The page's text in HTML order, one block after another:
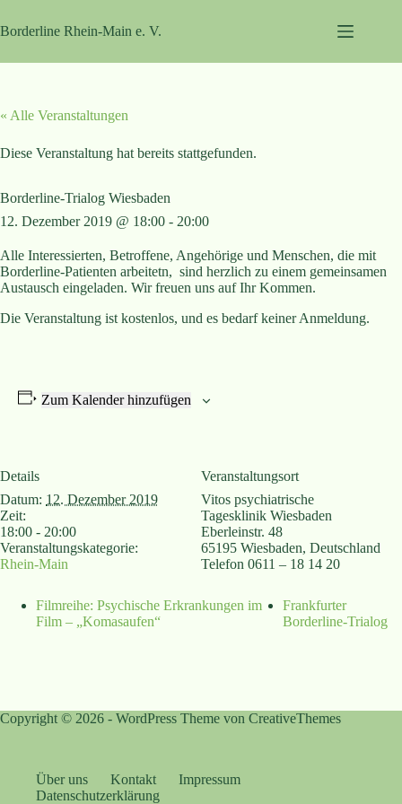
Inhalt
springen
Borderline Rhein-Main e. V.
« Alle Veranstaltungen
Diese Veranstaltung hat bereits stattgefunden.
Borderline-Trialog Wiesbaden
12. Dezember 2019 @ 18:00 - 20:00
Alle Interessierten, Betroffene, Angehörige und Menschen, die mit
Borderline-Patienten arbeitetn, sind herzlich zu einem gemeinsamen
Austausch eingeladen. Wir freuen uns auf Ihr Kommen.
Die Veranstaltung ist kostenlos, und es bedarf keiner Anmeldung.
Zum Kalender hinzufügen
Details
Datum: 12. Dezember 2019
Zeit:
18:00 - 20:00
Veranstaltungskategorie:
Rhein-Main
Veranstaltungsort
Vitos psychiatrische
Tagesklinik Wiesbaden
Eberleinstr. 48
65195 Wiesbaden, Deutschland
Telefon 0611 – 18 14 20
Filmreihe: Psychische Erkrankungen im
Film – „Komasaufen“
Frankfurter
Borderline-Trialog
Copyright © 2026 - WordPress Theme von CreativeThemes
Über uns Kontakt
Impressum
Datenschutzerklärung